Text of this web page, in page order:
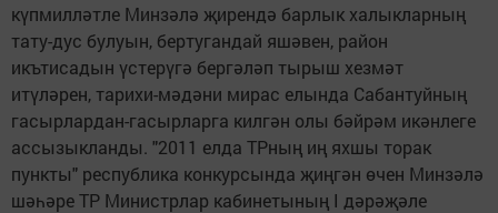
күпмилләтле Минзәлә җирендә барлык халыкларның
тату-дус булуын, бертугандай яшәвен, район
икътисадын үстерүгә бергәләп тырыш хезмәт
итүләрен, тарихи-мәдәни ми­рас елында Сабантуйның
га­сырлардан-гасырларга килгән олы бәйрәм икәнлеге
ассызы­кланды. "2011 елда ТРның иң яхшы торак
пункты" республи­ка конкурсында җиңгән өчен Минзәлә
шәһәре ТР Министр­лар кабинетының I дәрәҗәле